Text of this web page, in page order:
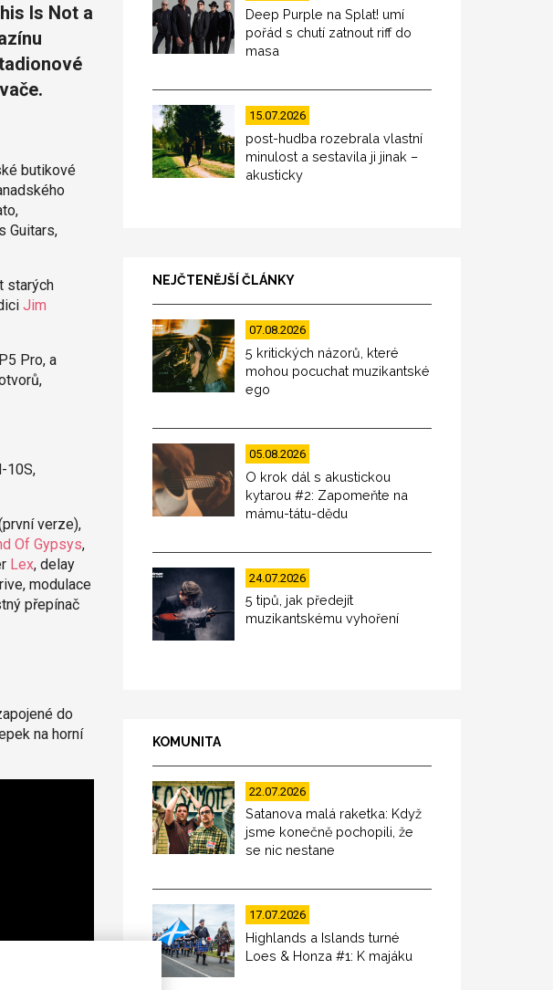
Is Not a
butikové
Guitars,
starých
Jim
Pro, a
10S,
verze),
Of Gypsys,
Lex, delay
modulace
přepínač
do
na horní
Deep Purple na Splat! umí
pořád s chutí zatnout riff do
masa
15.07.2026
post-hudba rozebrala vlastní
minulost a sestavila ji jinak –
akusticky
NEJČTENĚJŠÍ ČLÁNKY
07.08.2026
5 kritických názorů, které
mohou pocuchat muzikantské
ego
05.08.2026
O krok dál s akustickou
kytarou #2: Zapomeňte na
mámu-tátu-dědu
24.07.2026
5 tipů, jak předejít
muzikantskému vyhoření
KOMUNITA
22.07.2026
Satanova malá raketka: Když
jsme konečně pochopili, že
se nic nestane
17.07.2026
Highlands a Islands turné
Loes & Honza #1: K majáku